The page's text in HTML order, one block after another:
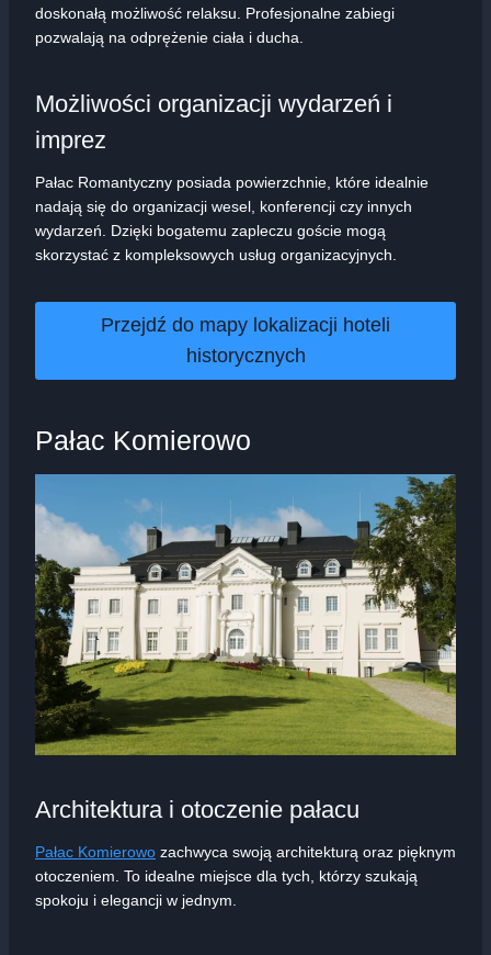
doskonałą możliwość relaksu. Profesjonalne zabiegi
pozwalają na odprężenie ciała i ducha.
Możliwości organizacji wydarzeń i
imprez
Pałac Romantyczny posiada powierzchnie, które idealnie
nadają się do organizacji wesel, konferencji czy innych
wydarzeń. Dzięki bogatemu zapleczu goście mogą
skorzystać z kompleksowych usług organizacyjnych.
Przejdź do mapy lokalizacji hoteli
historycznych
Pałac Komierowo
Architektura i otoczenie pałacu
Pałac Komierowo zachwyca swoją architekturą oraz pięknym
otoczeniem. To idealne miejsce dla tych, którzy szukają
spokoju i elegancji w jednym.